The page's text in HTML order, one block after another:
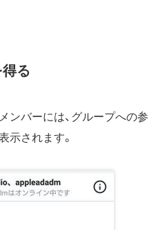
る
ンバーには、グループへの参
示されます。